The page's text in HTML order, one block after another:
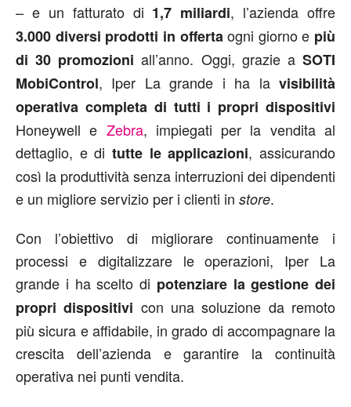
– e un fatturato di 1,7 miliardi, l’azienda offre
3.000 diversi prodotti in offerta ogni giorno e più
di 30 promozioniall’anno. Oggi, grazie aSOTI
MobiControl, Iper La grande i ha la visibilità
operativa completa di tutti i propri dispositivi
Honeywell e Zebra, impiegati per la vendita al
dettaglio, e di tutte le applicazioni, assicurando
così la produttività senza interruzioni dei dipendenti
e un migliore servizio per i clienti in store.
Con l’obiettivo di migliorare continuamente i
processi e digitalizzare le operazioni, Iper La
grande i ha scelto di potenziare la gestione dei
propri dispositivi con una soluzione da remoto
più sicura e affidabile, in grado di accompagnare la
crescita dell’azienda e garantire la continuità
operativa nei punti vendita.